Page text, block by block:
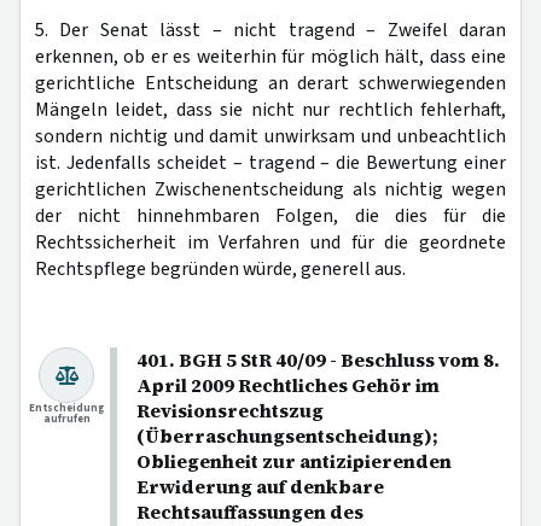
5. Der Senat lässt – nicht tragend – Zweifel daran
erkennen, ob er es weiterhin für möglich hält, dass eine
gerichtliche Entscheidung an derart schwerwiegenden
Mängeln leidet, dass sie nicht nur rechtlich fehlerhaft,
sondern nichtig und damit unwirksam und unbeachtlich
ist. Jedenfalls scheidet – tragend – die Bewertung einer
gerichtlichen Zwischenentscheidung als nichtig wegen
der nicht hinnehmbaren Folgen, die dies für die
Rechtssicherheit im Verfahren und für die geordnete
Rechtspflege begründen würde, generell aus.
401. BGH 5 StR 40/09 - Beschluss vom 8.
April 2009 Rechtliches Gehör im
Revisionsrechtszug
(Überraschungsentscheidung);
Obliegenheit zur antizipierenden
Erwiderung auf denkbare
Rechtsauffassungen des
Entscheidung
aufrufen